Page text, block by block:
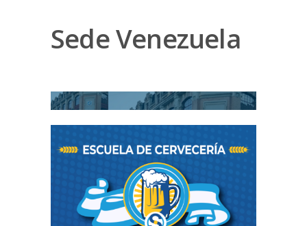
Sede Venezuela